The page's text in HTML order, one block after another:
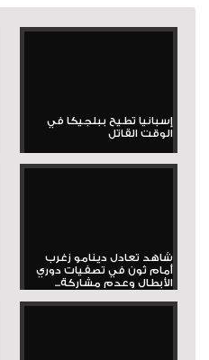
إسبانيا تطيح ببلجيكا في
الوقت القاتل
شاهد تعادل دينامو زغرب
أمام ثون في تصفيات دوري
الأبطال وعدم مشاركة...